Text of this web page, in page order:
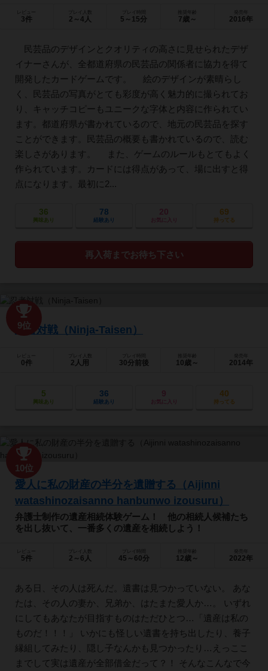
3件
プレイ人数
2～4人 5～15分 7歳～ 2016年
民芸品のデザインとクオリティの高さに見せられたデザ
イナーさんが、全都道府県の民芸品の関係者に協力を得て
開発したカードゲームです。 絵のデザインが素晴らし
く、民芸品の写真がとても彩度が高く魅力的に撮られてお
り、キャッチコピーもユニークな字体と内容に作られてい
ます。都道府県が書かれているので、地元の民芸品を探す
ことができます。民芸品の概要も書かれているので、読む
楽しさがあります。 また、ゲームのルールもとてもよく
作られています。カードには得点があって、場に出すと得
点になります。最初に2...
36
興味あり
78
経験あり
20
お気に入り
69
持ってる
再入荷までお待ち下さい
9位
忍者対戦（Ninja-Taisen）
0件
プレイ人数
2人用 30分前後 10歳～ 2014年
5
興味あり
36
経験あり
9
お気に入り
40
持ってる
10位
愛人に私の財産の半分を遺贈する（Aijinni
watashinozaisanno hanbunwo izousuru）
弁護士制作の遺産相続体験ゲーム！ 他の相続人候補たち
を出し抜いて、一番多くの遺産を相続しよう！
5件
プレイ人数
2～6人 45～60分 12歳～ 2022年
ある日、その人は死んだ。遺書は見つかっていない。 あな
たは、その人の妻か、兄弟か、はたまた愛人か…。 いずれ
にしてもあなたが目指すものはただひとつ…「遺産は私の
ものだ！！！」 いかにも怪しい遺書を持ち出したり、養子
縁組してみたり、隠し子なんかも見つかったり…えっここ
までして実は遺産が全部借金だって？！ そんなこんなで今